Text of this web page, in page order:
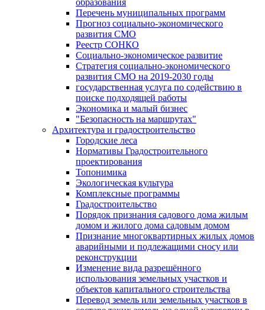
образования
Перечень муниципальных программ
Прогноз социально-экономического
развития СМО
Реестр СОНКО
Социально-экономическое развитие
Стратегия социально-экономического
развития СМО на 2019-2030 годы
государственная услуга по содействию в
поиске подходящей работы
Экономика и малый бизнес
"Безопасность на маршрутах"
Архитектура и градостроительство
Городские леса
Нормативы Градостроительного
проектирования
Топонимика
Экологическая культура
Комплексные программы
Градостроительство
Порядок признания садового дома жилым
домом и жилого дома садовым домом
Признание многоквартирных жилых домов
аварийными и подлежащими сносу или
реконструкции
Изменение вида разрешённого
использования земельных участков и
объектов капитального строительства
Перевод земель или земельных участков в